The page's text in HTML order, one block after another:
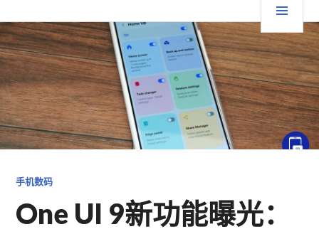
至
内
容
TGFC LIFESTYLE
菜
单
手机数码
One UI 9新功能曝光：